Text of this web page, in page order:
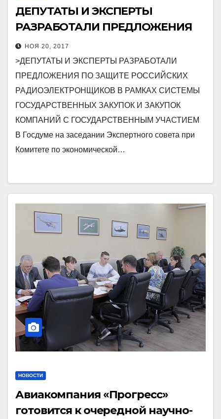
ДЕПУТАТЫ И ЭКСПЕРТЫ
РАЗРАБОТАЛИ ПРЕДЛОЖЕНИЯ
ПО ЗАЩИТЕ РОССИЙСКИХ
РАДИОЭЛЕКТРОНЩИКОВ В
РАМКАХ СИСТЕМЫ
ГОСУДАРСТВЕННЫХ ЗАКУПОК И
ЗАКУПОК КОМПАНИЙ С
ГОСУДАРСТВЕННЫМ УЧАСТИЕМ
НОЯ 20, 2017
>ДЕПУТАТЫ И ЭКСПЕРТЫ РАЗРАБОТАЛИ
ПРЕДЛОЖЕНИЯ ПО ЗАЩИТЕ РОССИЙСКИХ
РАДИОЭЛЕКТРОНЩИКОВ В РАМКАХ СИСТЕМЫ
ГОСУДАРСТВЕННЫХ ЗАКУПОК И ЗАКУПОК
КОМПАНИЙ С ГОСУДАРСТВЕННЫМ УЧАСТИЕМ
В Госдуме на заседании Экспертного совета при
Комитете по экономической…
НОВОСТИ
Авиакомпания «Прогресс»
готовится к очередной научно-